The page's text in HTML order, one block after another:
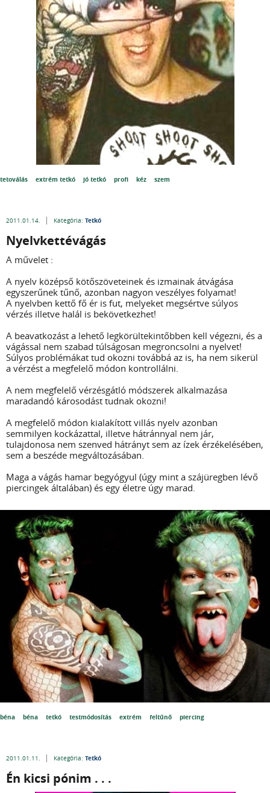
tetoválás extrém tetkó jó tetkó profi kéz szem
2011.01.14. Kategória: Tetkó
Nyelvkettévágás
A művelet :
A nyelv középső kötőszöveteinek és izmainak átvágása
egyszerűnek tűnő, azonban nagyon veszélyes folyamat!
A nyelvben kettő fő ér is fut, melyeket megsértve súlyos
vérzés illetve halál is bekövetkezhet!
A beavatkozást a lehető legkörültekintőbben kell végezni, és a
vágással nem szabad túlságosan megroncsolni a nyelvet!
Súlyos problémákat tud okozni továbbá az is, ha nem sikerül
a vérzést a megfelelő módon kontrollálni.
A nem megfelelő vérzésgátló módszerek alkalmazása
maradandó károsodást tudnak okozni!
A megfelelő módon kialakított villás nyelv azonban
semmilyen kockázattal, illetve hátránnyal nem jár,
tulajdonosa nem szenved hátrányt sem az ízek érzékelésében,
sem a beszéde megváltozásában.
Maga a vágás hamar begyógyul (úgy mint a szájüregben lévő
piercingek általában) és egy életre úgy marad.
béna béna tetkó testmódosítás extrém feltűnő piercing
2011.01.11. Kategória: Tetkó
Én kicsi pónim . . .